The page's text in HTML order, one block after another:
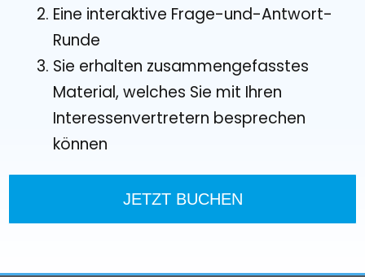
Eine interaktive Frage-und-Antwort-
Runde
Sie erhalten zusammengefasstes
Material, welches Sie mit Ihren
Interessenvertretern besprechen
können
JETZT BUCHEN